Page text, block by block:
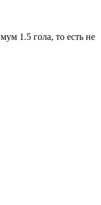
1.5 гола, то есть не